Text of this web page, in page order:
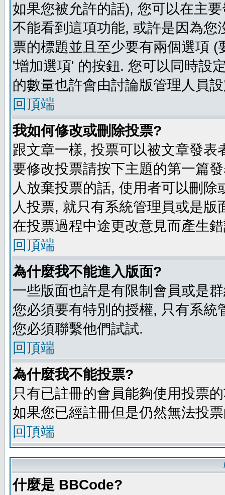
如果您被允許的話), 您可以在主
不能看到這項功能, 或許是因為
票的標題並且至少要有兩個選項
'增加選項' 的按鈕. 您可以同時設
的數量也許會由討論版管理人員
回頂端
我如何修改或刪除投票?
跟文章一樣, 投票可以被文章發
要修改投票請按下主題的第一篇
人放棄投票的話, 使用者可以刪
人投票, 就只有系統管理員或是
在投票過程中途更改意見而產生
回頂端
為什麼我不能進入版面?
一些版面也許是有限制會員或是
您必須要有特別的授權, 只有系
您必須聯繫他們試試.
回頂端
為什麼我不能投票?
只有已註冊的會員能夠使用投票
如果您已經註冊但是仍然無法投
回頂端
什麼是 BBCode?